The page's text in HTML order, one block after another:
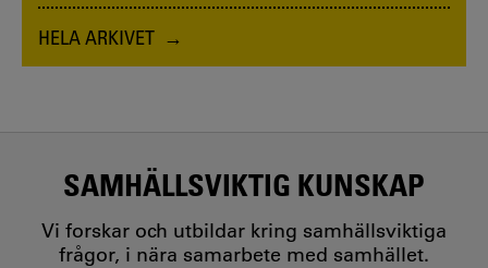
HELA ARKIVET
SAMHÄLLSVIKTIG KUNSKAP
Vi forskar och utbildar kring samhällsviktiga
frågor, i nära samarbete med samhället.